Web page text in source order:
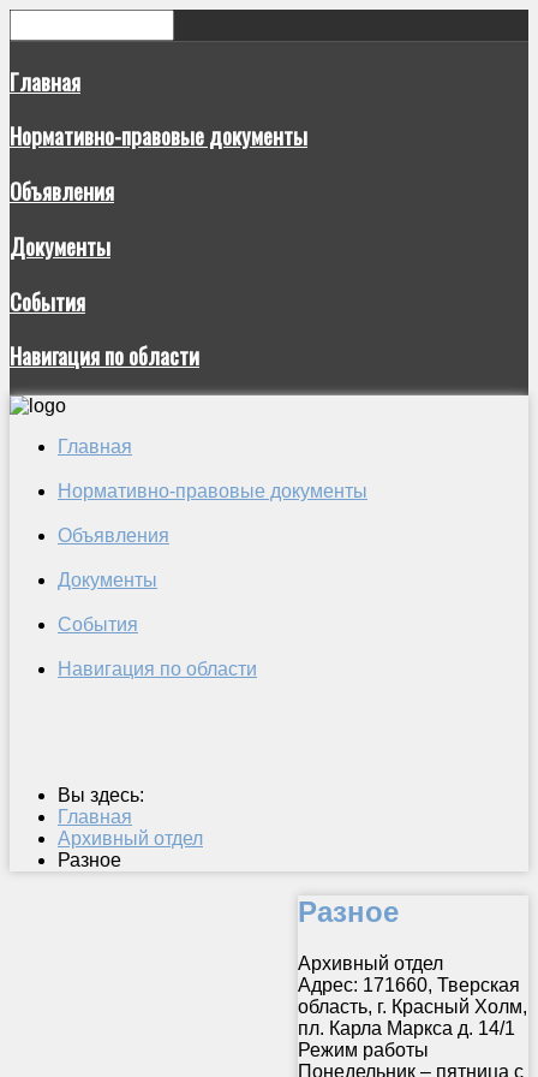
Главная
Нормативно-правовые документы
Объявления
Документы
События
Навигация по области
Главная
Нормативно-правовые документы
Объявления
Документы
События
Навигация по области
Вы здесь:
Главная
Архивный отдел
Разное
Разное
Архивный отдел
Адрес: 171660, Тверская
область, г. Красный Холм,
пл. Карла Маркса д. 14/1
Режим работы
Понедельник – пятница с